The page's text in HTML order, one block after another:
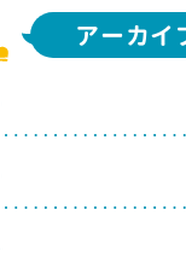
アーカイ